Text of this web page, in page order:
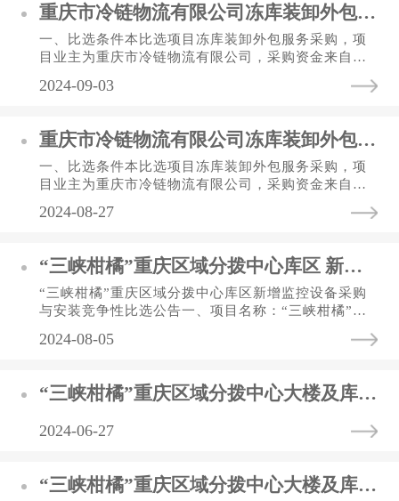
重庆市冷链物流有限公司冻库装卸外包服务 比选公告（第二次）
一、比选条件本比选项目冻库装卸外包服务采购，项
目业主为重庆市冷链物流有限公司，采购资金来自业
与投标。二、项目名称和...
2024-09-03
重庆市冷链物流有限公司冻库装卸外包服务 比选公告
一、比选条件本比选项目冻库装卸外包服务采购，项
目业主为重庆市冷链物流有限公司，采购资金来自业
与投标。二、项目名称和...
2024-08-27
“三峡柑橘”重庆区域分拨中心库区 新增监控设备采购与安装竞争性比选公告
“三峡柑橘”重庆区域分拨中心库区新增监控设备采购
与安装竞争性比选公告一、项目名称：“三峡柑橘”重
项目地址：重庆市渝...
2024-08-05
“三峡柑橘”重庆区域分拨中心大楼及库区环境维修工程 中标（选）结果公告表
2024-06-27
“三峡柑橘”重庆区域分拨中心大楼及库区环境维修工程 招标公告